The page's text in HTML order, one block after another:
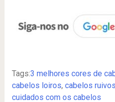
Tags:3 melhores cores de
cabelos loiros, cabelos ruivos
cuidados com os cabelos